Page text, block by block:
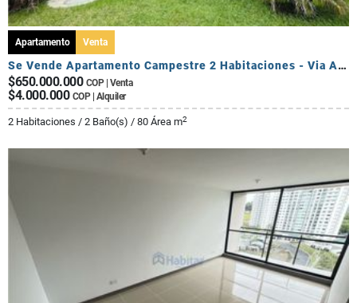
Apartamento Venta
Se Vende Apartamento Campestre 2 Habitaciones - Via Al Caimo
$650.000.000 COP | Venta
$4.000.000 COP | Alquiler
2 Habitaciones / 2 Baño(s) / 80 Área m2